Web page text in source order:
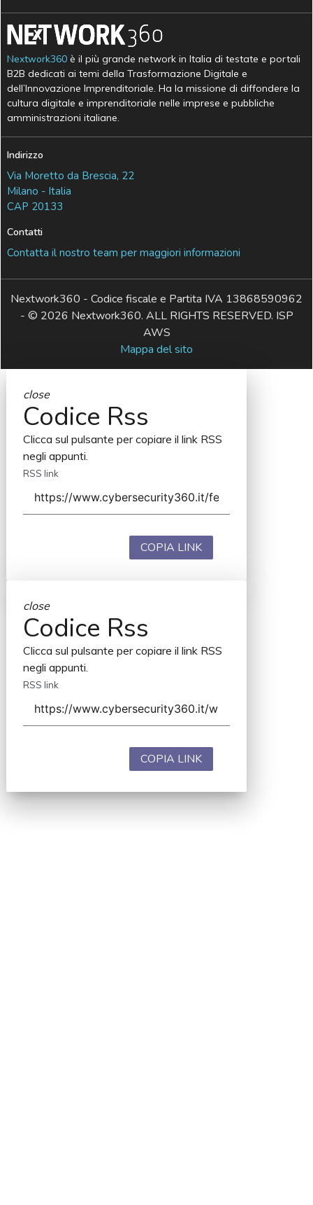
Nextwork360 è il più grande network in Italia di testate e portali
B2B dedicati ai temi della Trasformazione Digitale e
dell’Innovazione Imprenditoriale. Ha la missione di diffondere la
cultura digitale e imprenditoriale nelle imprese e pubbliche
amministrazioni italiane.
Indirizzo
Via Moretto da Brescia, 22
Milano - Italia
CAP 20133
Contatti
Contatta il nostro team per maggiori informazioni
Nextwork360 - Codice fiscale e Partita IVA 13868590962
- © 2026 Nextwork360. ALL RIGHTS RESERVED. ISP
AWS
Mappa del sito
close
Codice Rss
Clicca sul pulsante per copiare il link RSS
negli appunti.
RSS link
COPIA LINK
close
Codice Rss
Clicca sul pulsante per copiare il link RSS
negli appunti.
RSS link
COPIA LINK